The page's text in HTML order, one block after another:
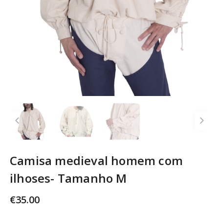
Camisa medieval homem com
ilhoses- Tamanho M
€35.00